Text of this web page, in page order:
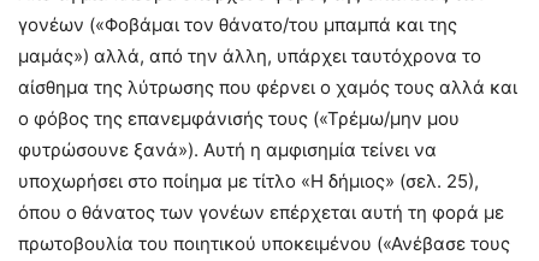
γονέων («Φοβάμαι τον θάνατο/του μπαμπά και της
μαμάς») αλλά, από την άλλη, υπάρχει ταυτόχρονα το
αίσθημα της λύτρωσης που φέρνει ο χαμός τους αλλά και
ο φόβος της επανεμφάνισής τους («Τρέμω/μην μου
φυτρώσουνε ξανά»). Αυτή η αμφισημία τείνει να
υποχωρήσει στο ποίημα με τίτλο «Η δήμιος» (σελ. 25),
όπου ο θάνατος των γονέων επέρχεται αυτή τη φορά με
πρωτοβουλία του ποιητικού υποκειμένου («Ανέβασε τους